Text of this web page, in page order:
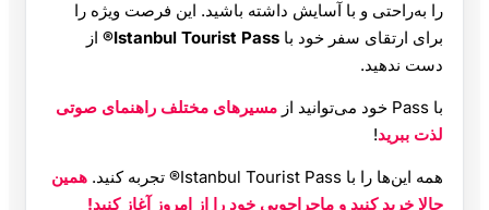
را به‌راحتی و با آسایش داشته باشید. این فرصت ویژه را
برای ارتقای سفر خود با Istanbul Tourist Pass®
از
دست ندهید.
با Pass خود می‌توانید از
مسیرهای مختلف راهنمای صوتی
لذت ببرید!
همه این‌ها را با Istanbul Tourist Pass® تجربه کنید.
همین
حالا خرید کنید و ماجراجویی خود را از امروز آغاز کنید!